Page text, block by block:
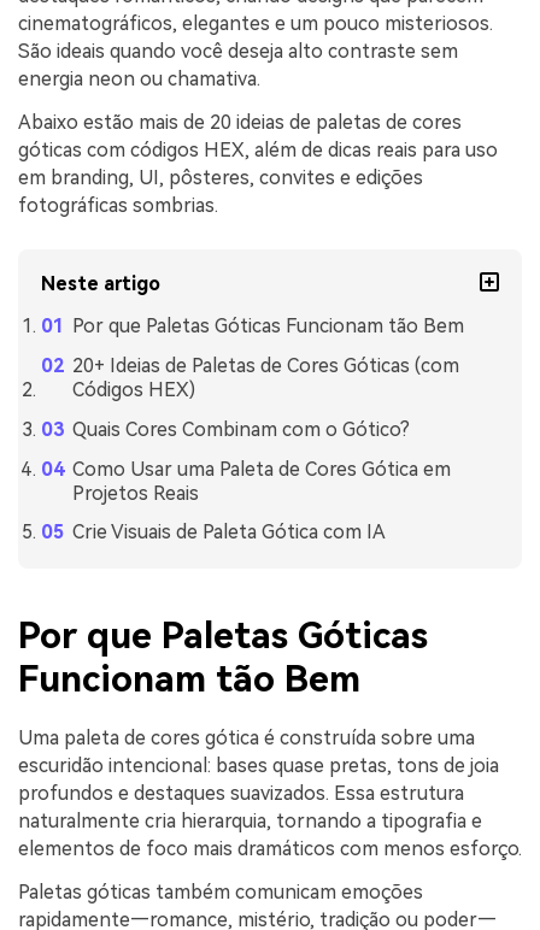
cinematográficos, elegantes e um pouco misteriosos.
São ideais quando você deseja alto contraste sem
energia neon ou chamativa.
Abaixo estão mais de 20 ideias de paletas de cores
góticas com códigos HEX, além de dicas reais para uso
em branding, UI, pôsteres, convites e edições
fotográficas sombrias.
Neste artigo
Por que Paletas Góticas Funcionam tão Bem
20+ Ideias de Paletas de Cores Góticas (com
Códigos HEX)
Quais Cores Combinam com o Gótico?
Como Usar uma Paleta de Cores Gótica em
Projetos Reais
Crie Visuais de Paleta Gótica com IA
Por que Paletas Góticas
Funcionam tão Bem
Uma paleta de cores gótica é construída sobre uma
escuridão intencional: bases quase pretas, tons de joia
profundos e destaques suavizados. Essa estrutura
naturalmente cria hierarquia, tornando a tipografia e
elementos de foco mais dramáticos com menos esforço.
Paletas góticas também comunicam emoções
rapidamente—romance, mistério, tradição ou poder—